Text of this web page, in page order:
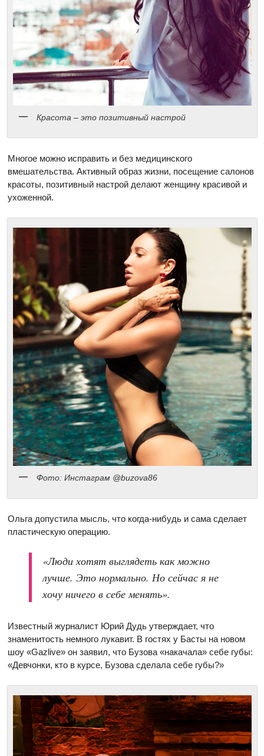
Красота – это позитивный настрой
Многое можно исправить и без медицинского
вмешательства. Активный образ жизни, посещение салонов
красоты, позитивный настрой делают женщину красивой и
ухоженной.
Фото: Инстаграм @buzova86
Ольга допустила мысль, что когда-нибудь и сама сделает
пластическую операцию.
«Люди хотят выглядеть как можно
лучше. Это нормально. Но сейчас я не
хочу ничего в себе менять».
Известный журналист Юрий Дудь утверждает, что
знаменитость немного лукавит. В гостях у Басты на новом
шоу «Gazlive» он заявил, что Бузова «накачала» себе губы:
«Девчонки, кто в курсе, Бузова сделала себе губы?»